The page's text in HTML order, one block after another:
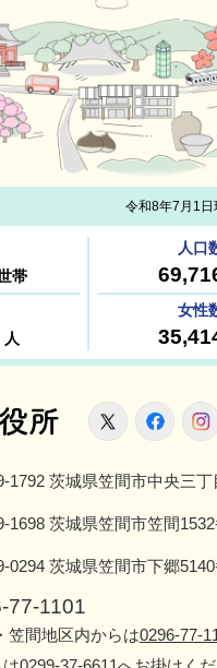
笠間市役所
X
1792 茨城県笠間市中央三
1698 茨城県笠間市笠間
0294 茨城県笠間市下郷
77-1101
笠間地区内からは0296-77-